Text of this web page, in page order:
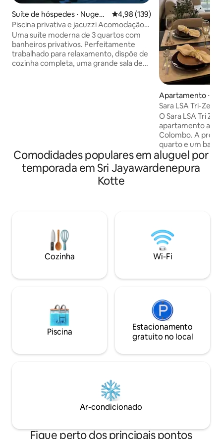
Suíte de hóspedes ⋅ Nugego
da
4,98 de uma avaliação média de
4,98 (139)
Piscina privativa e jacuzzi Acomodação
para famílias
Uma suíte moderna de 3 quartos com
banheiros privativos. Perfeitamente
trabalhado para relaxamento, dispõe de
cozinha completa, uma grande sala de
amigáveis oferece uma estadia luxuosa,
mas caseira, misturando sofisticação,
conveniência e relaxamento
Apartamento ⋅
Sara LSA Tri-Zen
O Sara LSA Tri
apartamento
Colombo. A
quarto e um
estadia confortável. Os
podem desfrutar
vista, Wi-Fi
apartamento fica
da Praia de Galle
Colombo City
Budista
Comodidades populares em aluguel por
temporada em Sri Jayawardenepura
Kotte
Cozinha Wi-Fi
Piscina
Estacionamento
gratuito no local
Ar-condicionado
Fique perto dos principais pontos